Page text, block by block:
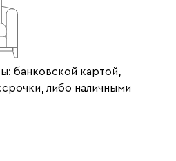
банковской картой,
либо наличными